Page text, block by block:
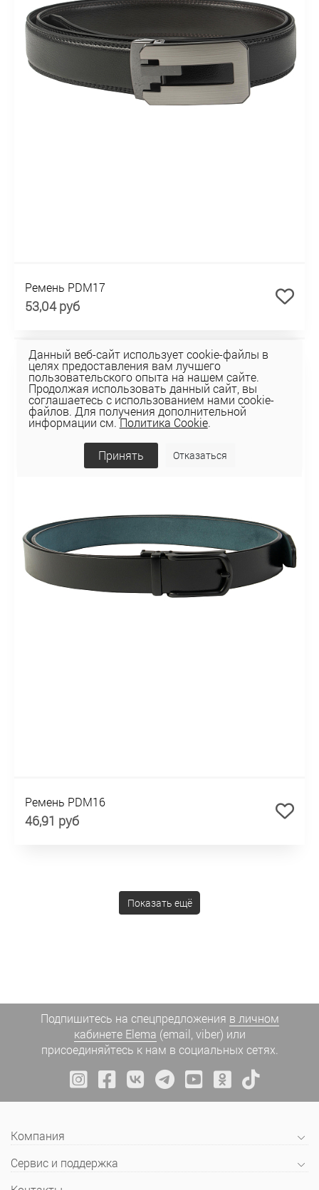
Ремень PDM17
53,04 руб
Ремень PDM16
46,91 руб
Показать ещё
Подпишитесь на спецпредложения в личном
кабинете Elema (email, viber) или
присоединяйтесь к нам в социальных сетях.
Компания
Сервис и поддержка
Данный веб-сайт использует cookie-файлы в
целях предоставления вам лучшего
пользовательского опыта на нашем сайте.
Продолжая использовать данный сайт, вы
соглашаетесь с использованием нами cookie-
файлов. Для получения дополнительной
информации см.Политика Cookie.
Принять Отказаться